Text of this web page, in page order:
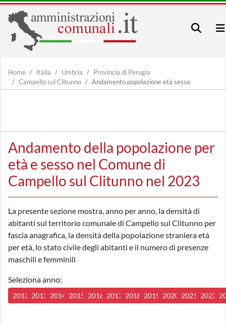
Home Italia Umbria
Provincia di Perugia
Campello sul Clitunno
Andamento popolazione età sesso
Andamento della popolazione per
età e sesso nel Comune di
Campello sul Clitunno nel 2023
La presente sezione mostra, anno per anno, la densità di
abitanti sul territorio comunale di Campello sul Clitunno per
fascia anagrafica, la densità della popolazione straniera età
per età, lo stato civile degli abitanti e il numero di presenze
maschili e femminili
Seleziona anno:
2012 2013 2014 2015 2016 2017 2018 2019 2020 2021 2022